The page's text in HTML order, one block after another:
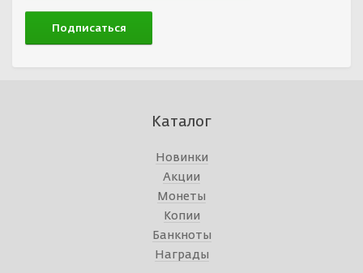
Каталог
Новинки
Акции
Монеты
Копии
Банкноты
Награды